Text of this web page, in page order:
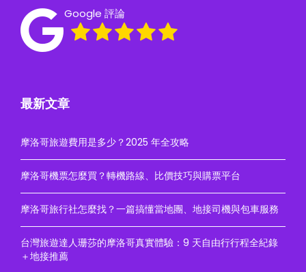
Google 評論
最新文章
摩洛哥旅遊費用是多少？2025 年全攻略
摩洛哥機票怎麼買？轉機路線、比價技巧與購票平台
摩洛哥旅行社怎麼找？一篇搞懂當地團、地接司機與包車服務
台灣旅遊達人珊莎的摩洛哥真實體驗：9 天自由行行程全紀錄
＋地接推薦